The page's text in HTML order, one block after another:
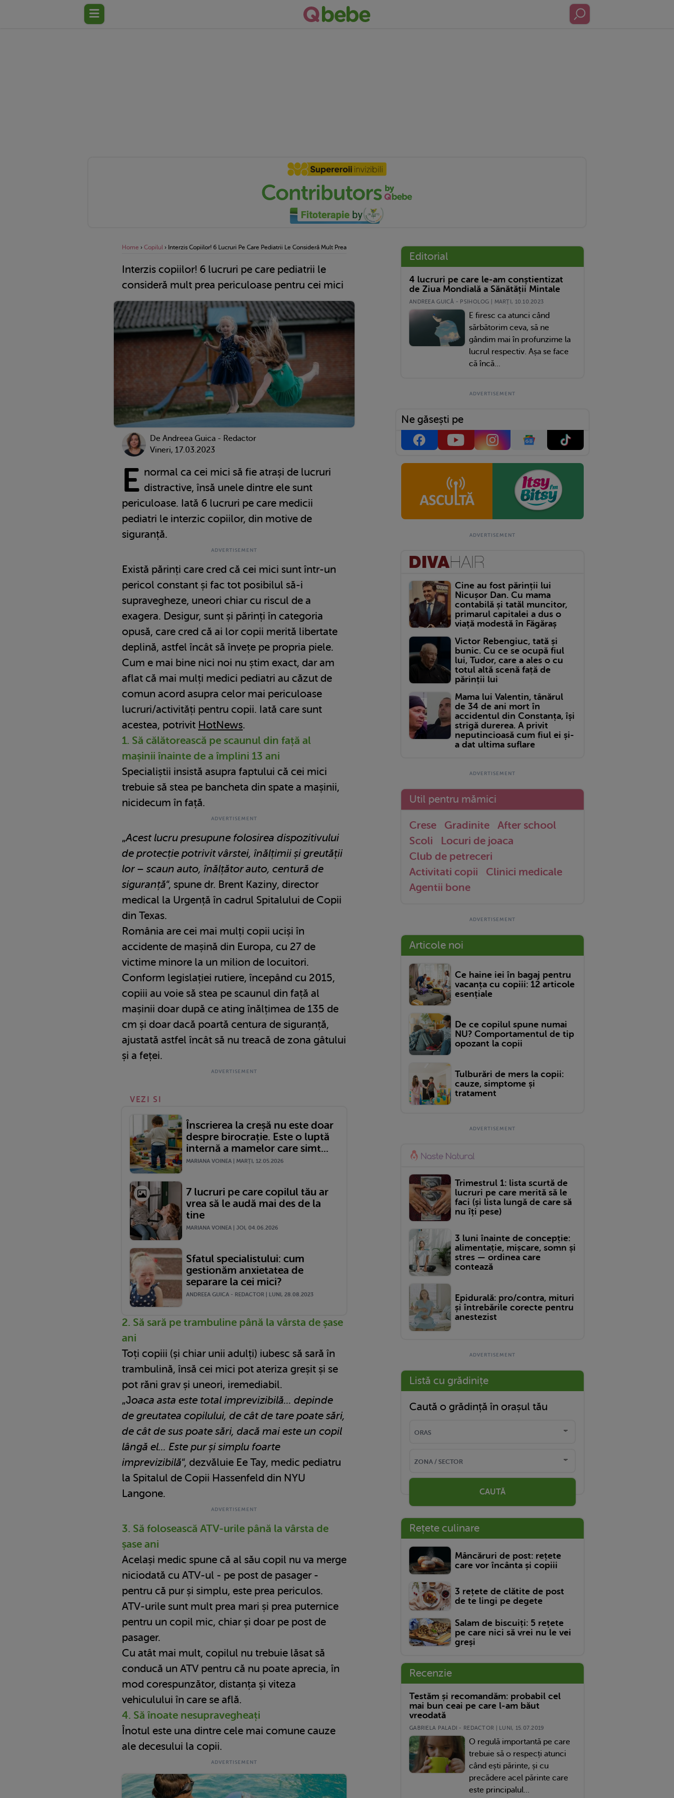
Home › Copilul › Interzis Copiilor! 6 Lucruri Pe Care Pediatrii Le Consideră Mult Prea Periculoase Pentru Cei Mici
Interzis copiilor! 6 lucruri pe care pediatrii le
consideră mult prea periculoase pentru cei mici
De Andreea Guica - Redactor
Vineri, 17.03.2023
E normal ca cei mici să fie atrași de lucruri
distractive, însă unele dintre ele sunt
periculoase. Iată 6 lucruri pe care medicii
pediatri le interzic copiilor, din motive de
siguranță.
Există părinți care cred că cei mici sunt într-un
pericol constant și fac tot posibilul să-i
supravegheze, uneori chiar cu riscul de a
exagera. Desigur, sunt și părinți în categoria
opusă, care cred că ai lor copii merită libertate
deplină, astfel încât să învețe pe propria piele.
Cum e mai bine nici noi nu știm exact, dar am
aflat că mai mulți medici pediatri au căzut de
comun acord asupra celor mai periculoase
lucruri/activități pentru copii. Iată care sunt
acestea, potrivit HotNews.
1. Să călătorească pe scaunul din față al
mașinii înainte de a împlini 13 ani
Specialiștii insistă asupra faptului că cei mici
trebuie să stea pe bancheta din spate a mașinii,
nicidecum în față.
„Acest lucru presupune folosirea dispozitivului
de protecție potrivit vârstei, înălțimii și greutății
lor – scaun auto, înălțător auto, centură de
siguranță“, spune dr. Brent Kaziny, director
medical la Urgență în cadrul Spitalului de Copii
din Texas.
România are cei mai mulți copii uciși în
accidente de mașină din Europa, cu 27 de
victime minore la un milion de locuitori.
Conform legislației rutiere, începând cu 2015,
copiii au voie să stea pe scaunul din față al
mașinii doar după ce ating înălțimea de 135 de
cm și doar dacă poartă centura de siguranță,
ajustată astfel încât să nu treacă de zona gâtului
și a feței.
VEZI SI
Înscrierea la creșă nu este doar
despre birocrație. Este o luptă
internă a mamelor care simt...
MARIANA VOINEA | MARŢI, 12.05.2026
7 lucruri pe care copilul tău ar
vrea să le audă mai des de la
tine
MARIANA VOINEA | JOI, 04.06.2026
Sfatul specialistului: cum
gestionăm anxietatea de
separare la cei mici?
ANDREEA GUICA - REDACTOR | LUNI, 28.08.2023
2. Să sară pe trambuline până la vârsta de șase
ani
Toți copiii (și chiar unii adulți) iubesc să sară în
trambulină, însă cei mici pot ateriza greșit și se
pot răni grav și uneori, iremediabil.
„Joaca asta este total imprevizibilă... depinde
de greutatea copilului, de cât de tare poate sări,
de cât de sus poate sări, dacă mai este un copil
lângă el... Este pur și simplu foarte
imprevizibilă“, dezvăluie Ee Tay, medic pediatru
la Spitalul de Copii Hassenfeld din NYU
Langone.
3. Să folosească ATV-urile până la vârsta de
șase ani
Același medic spune că al său copil nu va merge
niciodată cu ATV-ul - pe post de pasager -
pentru că pur și simplu, este prea periculos.
ATV-urile sunt mult prea mari și prea puternice
pentru un copil mic, chiar și doar pe post de
pasager.
Cu atât mai mult, copilul nu trebuie lăsat să
conducă un ATV pentru că nu poate aprecia, în
mod corespunzător, distanța și viteza
vehiculului în care se află.
4. Să înoate nesupravegheați
Înotul este una dintre cele mai comune cauze
ale decesului la copii.
Editorial
4 lucruri pe care le-am conștientizat
de Ziua Mondială a Sănătății Mintale
ANDREEA GUICĂ - PSIHOLOG | MARŢI, 10.10.2023
E firesc ca atunci când
sărbătorim ceva, să ne
gândim mai în profunzime la
lucrul respectiv. Așa se face
că încă...
Ne găsești pe
Cine au fost părinții lui
Nicușor Dan. Cu mama
contabilă și tatăl muncitor,
primarul capitalei a dus o
viață modestă în Făgăraș
Victor Rebengiuc, tată și
bunic. Cu ce se ocupă fiul
lui, Tudor, care a ales o cu
totul altă scenă față de
părinții lui
Mama lui Valentin, tânărul
de 34 de ani mort în
accidentul din Constanța, își
strigă durerea. A privit
neputincioasă cum fiul ei și-
a dat ultima suflare
Util pentru mămici
Crese Gradinite
After school
Scoli
Locuri de joaca
Club de petreceri
Activitati copii
Clinici medicale
Agentii bone
Articole noi
Ce haine iei în bagaj pentru
vacanța cu copiii: 12 articole
esențiale
De ce copilul spune numai
NU? Comportamentul de tip
opozant la copii
Tulburări de mers la copii:
cauze, simptome și
tratament
Trimestrul 1: lista scurtă de
lucruri pe care merită să le
faci (și lista lungă de care să
nu îți pese)
3 luni înainte de concepție:
alimentație, mișcare, somn și
stres — ordinea care
contează
Epidurală: pro/contra, mituri
și întrebările corecte pentru
anestezist
Listă cu grădinițe
Caută o grădință în orașul tău
CAUTĂ
Rețete culinare
Mâncăruri de post: rețete
care vor încânta și copiii
3 rețete de clătite de post
de te lingi pe degete
Salam de biscuiți: 5 rețete
pe care nici să vrei nu le vei
greși
Recenzie
Testăm și recomandăm: probabil cel
mai bun ceai pe care l-am băut
vreodată
GABRIELA PALADI - REDACTOR | LUNI, 15.07.2019
O regulă importantă pe care
trebuie să o respecți atunci
când ești părinte, și cu
precădere acel părinte care
este principalul...